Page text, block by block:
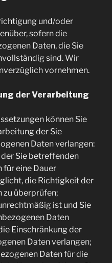
und/oder
sofern die
Daten, die Sie
sind. Wir
vornehmen.
der Verarbeitung
können Sie
der Sie
Daten verlangen:
Sie betreffenden
für eine Dauer
die Richtigkeit der
zu überprüfen;
ist und Sie
Daten
Einschränkung der
Daten verlangen;
Daten für die